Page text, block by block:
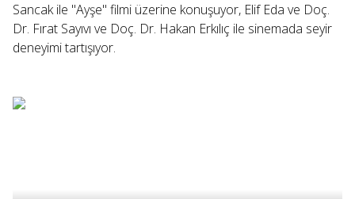
Sancak ile "Ayşe" filmi üzerine konuşuyor, Elif Eda ve Doç.
Dr. Fırat Sayıvı ve Doç. Dr. Hakan Erkılıç ile sinemada seyir
deneyimi tartışıyor.